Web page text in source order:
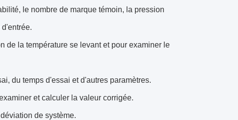
le nombre de marque témoin, la pression
de la température se levant et pour examiner le
du temps d'essai et d'autres paramètres.
et calculer la valeur corrigée.
de système.